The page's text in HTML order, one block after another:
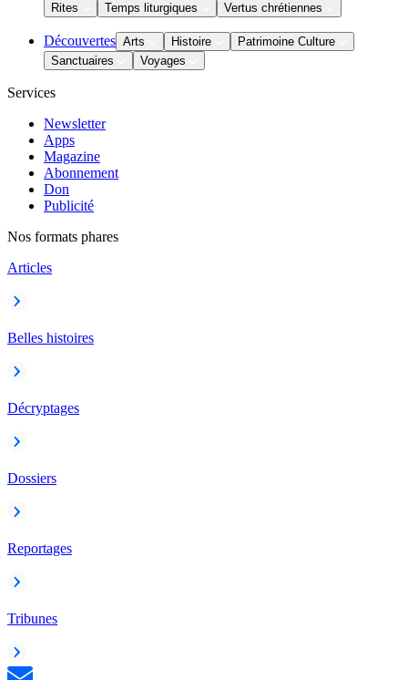
Rites
Temps liturgiques Vertus chrétiennes
Découvertes Arts Histoire
Patrimoine Culture
Sanctuaires
Voyages
Services
Newsletter
Apps
Magazine
Abonnement
Don
Publicité
Nos formats phares
Articles
Belles histoires
Décryptages
Dossiers
Reportages
Tribunes